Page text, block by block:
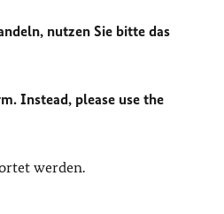
nutzen Sie bitte das
Instead, please use the
werden.